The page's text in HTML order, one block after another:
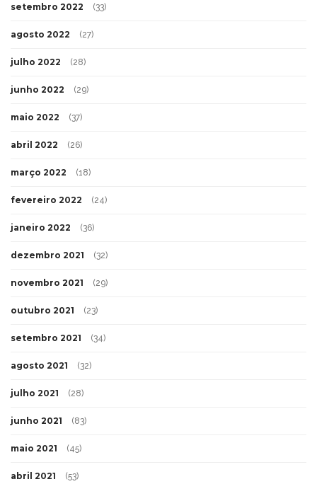
setembro 2022 (33)
agosto 2022 (27)
julho 2022 (28)
junho 2022 (29)
maio 2022 (37)
abril 2022 (26)
março 2022 (18)
fevereiro 2022 (24)
janeiro 2022 (36)
dezembro 2021 (32)
novembro 2021 (29)
outubro 2021 (23)
setembro 2021 (34)
agosto 2021 (32)
julho 2021 (28)
junho 2021 (83)
maio 2021 (45)
abril 2021 (53)